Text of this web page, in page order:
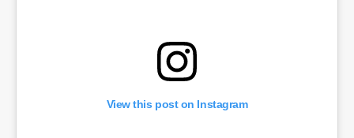
View this post on Instagram